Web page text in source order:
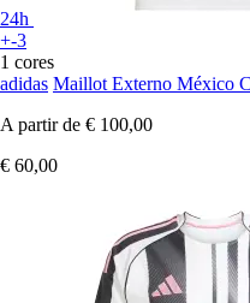
24h
+-3
1 cores
adidas Maillot Externo México
A partir de € 100,00
€ 60,00